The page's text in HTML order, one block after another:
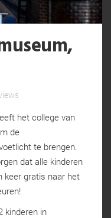
het college van
de
te brengen.
dat alle kinderen
keer gratis naar het
kinderen in